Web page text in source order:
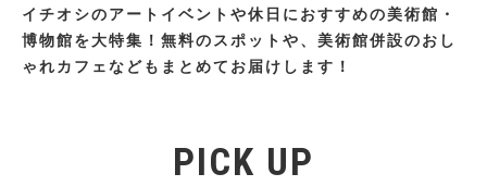
イチオシのアートイベントや休日におすすめの美術館・
博物館を大特集！無料のスポットや、美術館併設のおし
ゃれカフェなどもまとめてお届けします！
PICK UP